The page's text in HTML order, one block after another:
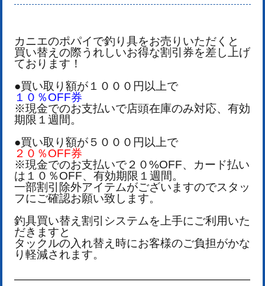
カニエのポパイで釣り具をお売りいただくと
買い替えの際うれしいお得な割引券を差し上げ
ております！
●買い取り額が１０００円以上で
１０％OFF券
※現金でのお支払いで店頭在庫のみ対応、有効
期限１週間。
●買い取り額が５０００円以上で
２０％OFF券
※現金でのお支払いで２０%OFF、カード払い
は１０％OFF、有効期限１週間。
一部割引除外アイテムがございますのでスタッ
フにご確認お願い致します。
釣具買い替え割引システムを上手にご利用いた
だきますと
タックルの入れ替え時にお客様のご負担がかな
り軽減されます。
—————————————————————